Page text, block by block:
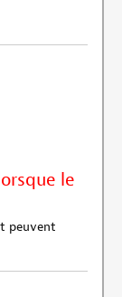
le
peuvent